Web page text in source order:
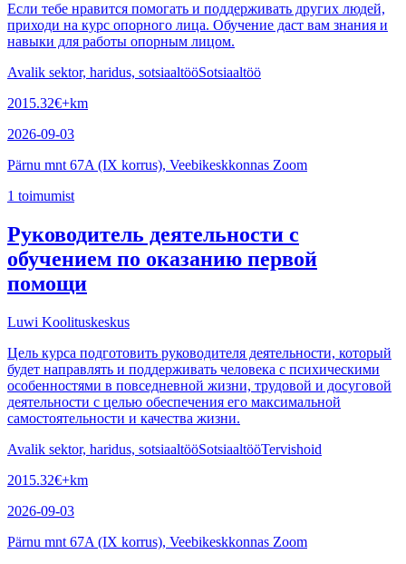
Если тебе нравится помогать и поддерживать других людей,
приходи на курс опорного лица. Обучение даст вам знания и
навыки для работы опорным лицом.
Avalik sektor, haridus, sotsiaaltööSotsiaaltöö
2015.32€+km
2026-09-03
Pärnu mnt 67A (IX korrus), Veebikeskkonnas Zoom
1 toimumist
Руководитель деятельности с
обучением по оказанию первой
помощи
Luwi Koolituskeskus
Цель курса подготовить руководителя деятельности, который
будет направлять и поддерживать человека с психическими
особенностями в повседневной жизни, трудовой и досуговой
деятельности с целью обеспечения его максимальной
самостоятельности и качества жизни.
Avalik sektor, haridus, sotsiaaltööSotsiaaltööTervishoid
2015.32€+km
2026-09-03
Pärnu mnt 67A (IX korrus), Veebikeskkonnas Zoom